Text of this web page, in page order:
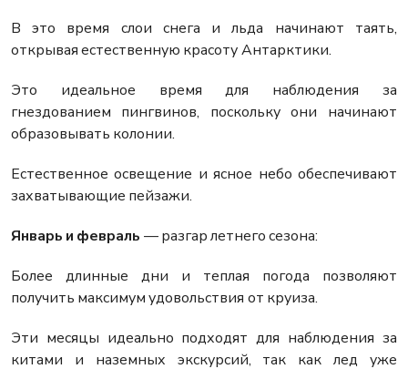
В это время слои снега и льда начинают таять,
открывая естественную красоту Антарктики.
Это идеальное время для наблюдения за
гнездованием пингвинов, поскольку они начинают
образовывать колонии.
Естественное освещение и ясное небо обеспечивают
захватывающие пейзажи.
Январь и февраль — разгар летнего сезона:
Более длинные дни и теплая погода позволяют
получить максимум удовольствия от круиза.
Эти месяцы идеально подходят для наблюдения за
китами и наземных экскурсий, так как лед уже